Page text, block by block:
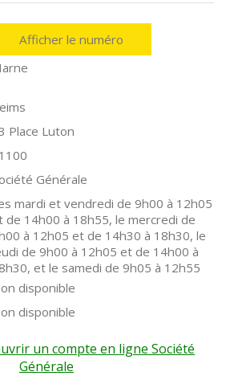
Afficher le numéro
Place Luton
Générale
mardi et vendredi de 9h00 à 12h05
de 14h00 à 18h55, le mercredi de
à 12h05 et de 14h30 à 18h30, le
de 9h00 à 12h05 et de 14h00 à
et le samedi de 9h05 à 12h55
disponible
disponible
un compte en ligne Société
Générale